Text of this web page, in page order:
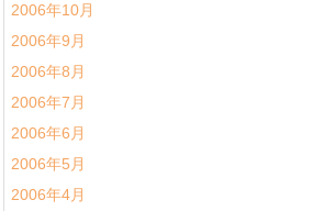
2006年10月
2006年9月
2006年8月
2006年7月
2006年6月
2006年5月
2006年4月